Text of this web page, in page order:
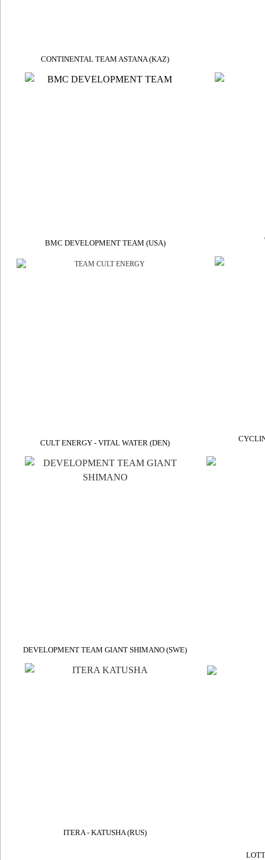
CONTINENTAL TEAM ASTANA (KAZ)
BMC DEVELOPMENT TEAM (USA)
CULT ENERGY - VITAL WATER (DEN)
DEVELOPMENT TEAM GIANT SHIMANO (SWE)
ITERA - KATUSHA (RUS)